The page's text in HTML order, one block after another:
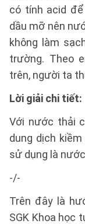
có tính acid
dầu mỡ nên
không làm
trường. Theo
trên, người ta
Lời giải chi tiết:
Với nước thải
dung dịch
sử dụng là
-/-
Trên đây là
SGK Khoa học